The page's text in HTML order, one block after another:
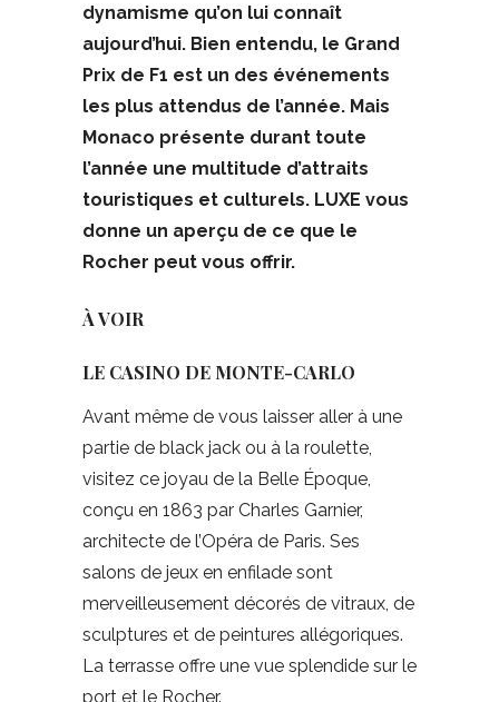
dynamisme qu’on lui connaît
aujourd’hui. Bien entendu, le Grand
Prix de F1 est un des événements
les plus attendus de l’année. Mais
Monaco présente durant toute
l’année une multitude d’attraits
touristiques et culturels. LUXE vous
donne un aperçu de ce que le
Rocher peut vous offrir.
À VOIR
LE CASINO DE MONTE-CARLO
Avant même de vous laisser aller à une
partie de black jack ou à la roulette,
visitez ce joyau de la Belle Époque,
conçu en 1863 par Charles Garnier,
architecte de l’Opéra de Paris. Ses
salons de jeux en enfilade sont
merveilleusement décorés de vitraux, de
sculptures et de peintures allégoriques.
La terrasse offre une vue splendide sur le
port et le Rocher.